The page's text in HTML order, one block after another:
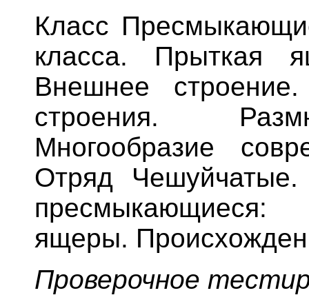
Класс
класса. Прыткая
Внешнее строение.
строения.
Многообразие
Отряд
ящеры.
Проверочное